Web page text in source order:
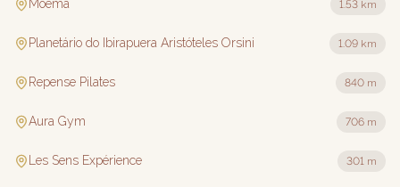
Moema 1.53 km
Planetário do Ibirapuera Aristóteles Orsini 1.09 km
Repense Pilates 840 m
Aura Gym 706 m
Les Sens Expérience 301 m